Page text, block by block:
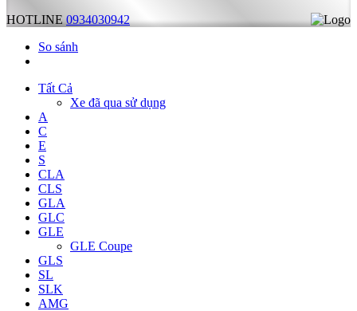
HOTLINE 0934030942
So sánh
Tất Cả
Xe đã qua sử dụng
A
C
E
S
CLA
CLS
GLA
GLC
GLE
GLE Coupe
GLS
SL
SLK
AMG